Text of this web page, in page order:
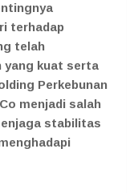
terhadap
telah
yang kuat serta
Perkebunan
menjadi salah
stabilitas